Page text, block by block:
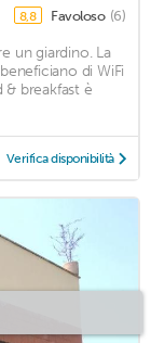
8,8 Favoloso (6)
un giardino. La
di WiFi
breakfast è
Verifica disponibilità